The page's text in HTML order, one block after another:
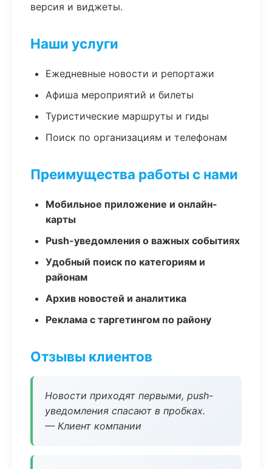
версия и виджеты.
Наши услуги
Ежедневные новости и репортажи
Афиша мероприятий и билеты
Туристические маршруты и гиды
Поиск по организациям и телефонам
Преимущества работы с нами
Мобильное приложение и онлайн-
карты
Push-уведомления о важных событиях
Удобный поиск по категориям и
районам
Архив новостей и аналитика
Реклама с таргетингом по району
Отзывы клиентов
Новости приходят первыми, push-
уведомления спасают в пробках.
— Клиент компании